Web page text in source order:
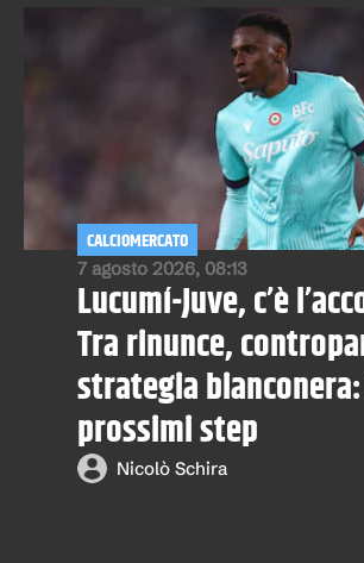
7 agosto 2026, 08:13
CALCIOMERCATO
Lucumí-Juve, c’è
Tra rinunce,
strategia
prossimi step
Nicolò Schira